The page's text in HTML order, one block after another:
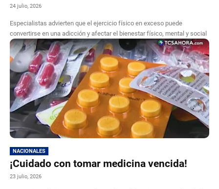
24 julio, 2026
Especialistas advierten que el ejercicio físico en exceso puede
convertirse en una adicción y afectar el bienestar físico, mental y social
NACIONALES
¡Cuidado con tomar medicina vencida!
23 julio, 2026